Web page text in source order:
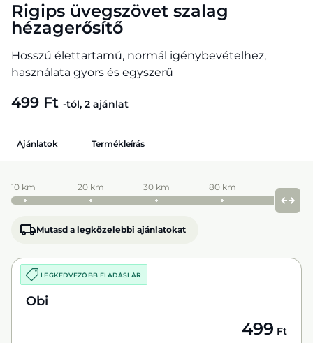
Rigips üvegszövet szalag
hézagerősítő
Hosszú élettartamú, normál igénybevételhez,
használata gyors és egyszerű
499 Ft -tól, 2 ajánlat
Ajánlatok Termékleírás
10 km 20 km 30 km 80 km
Mutasd a legközelebbi ajánlatokat
LEGKEDVEZŐBB ELADÁSI ÁR
Obi
499 Ft